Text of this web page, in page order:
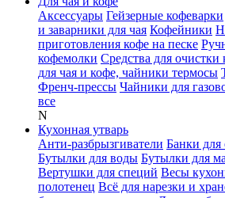
Аксессуары Гейзерные кофеварки
и заварники для чая Кофейники
приготовления кофе на песке
кофемолки Средства для
для чая и кофе, чайники термосы
Френч-прессы Чайники для
все
N
Кухонная утварь
Анти-разбрызгиватели Банки для
Бутылки для воды Бутылки для
Вертушки для специй Весы
полотенец Всё для нарезки и